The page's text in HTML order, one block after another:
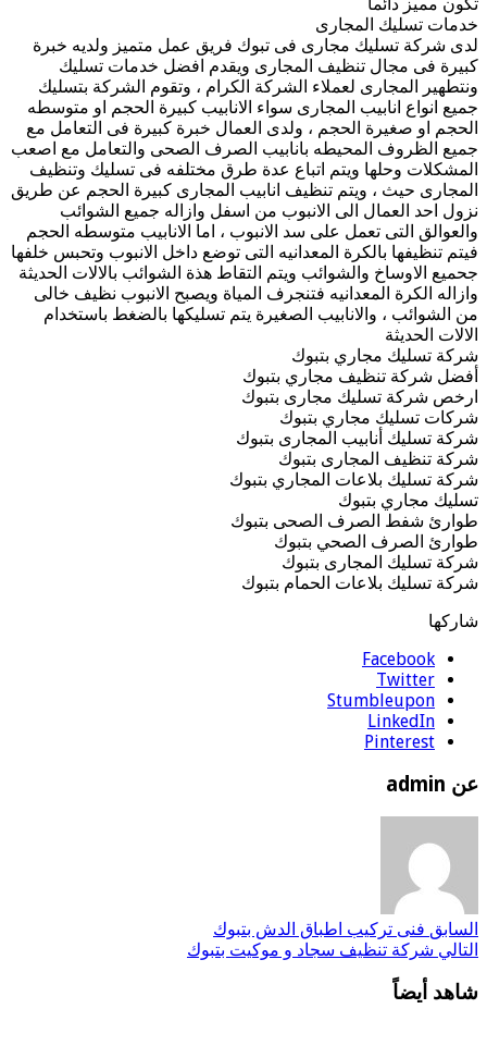
تكون مميز دائما
خدمات تسليك المجارى
لدى شركة تسليك مجارى فى تبوك فريق عمل متميز ولديه خبرة
كبيرة فى مجال تنظيف المجارى ويقدم افضل خدمات تسليك
ونتطهير المجارى لعملاء الشركة الكرام ، وتقوم الشركة بتسليك
جميع انواع انابيب المجارى سواء الانابيب كبيرة الحجم او متوسطه
الحجم او صغيرة الحجم ، ولدى العمال خبرة كبيرة فى التعامل مع
جميع الظروف المحيطه بانابيب الصرف الصحى والتعامل مع اصعب
المشكلات وحلها ويتم اتباع عدة طرق مختلفه فى تسليك وتنظيف
المجارى حيث ، ويتم تنظيف انابيب المجارى كبيرة الحجم عن طريق
نزول احد العمال الى الانبوب من اسفل وازاله جميع الشوائب
والعوالق التى تعمل على سد الانبوب ، اما الانابيب متوسطه الحجم
فيتم تنظيفها بالكرة المعدانيه التى توضع داخل الانبوب وتحبس خلفها
جحميع الاوساخ والشوائب ويتم التقاط هذة الشوائب بالالات الحديثة
وازاله الكرة المعدانيه فتنجرف المياة ويصبح الانبوب نظيف خالى
من الشوائب ، والانابيب الصغيرة يتم تسليكها بالضغط باستخدام
الالات الحديثة
شركة تسليك مجاري بتبوك
أفضل شركة تنظيف مجاري بتبوك
ارخص شركة تسليك مجارى بتبوك
شركات تسليك مجاري بتبوك
شركة تسليك أنابيب المجارى بتبوك
شركة تنظيف المجارى بتبوك
شركة تسليك بلاعات المجاري بتبوك
تسليك مجاري بتبوك
طوارئ شفط الصرف الصحى بتبوك
طوارئ الصرف الصحي بتبوك
شركة تسليك المجارى بتبوك
شركة تسليك بلاعات الحمام بتبوك
شاركها
Facebook
Twitter
Stumbleupon
LinkedIn
Pinterest
عن admin
السابق فنى تركيب اطباق الدش بتبوك
التالي شركة تنظيف سجاد و موكيت بتبوك
شاهد أيضاً